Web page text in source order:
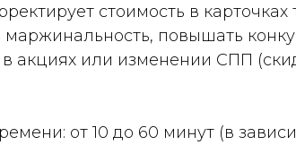
стоимость в
повышать
акциях или изменении СПП
от 10 до 60 минут (в